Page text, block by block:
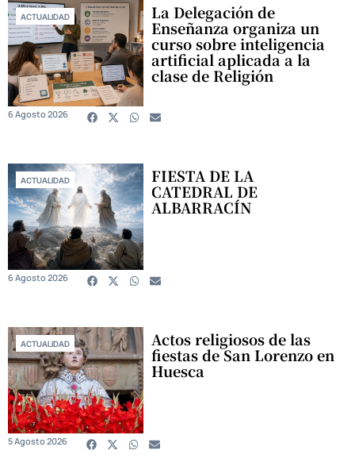
ACTUALIDAD La Delegación de
Enseñanza organiza un
curso sobre inteligencia
artificial aplicada a la
clase de Religión
6 Agosto 2026
ACTUALIDAD FIESTA DE LA
CATEDRAL DE
ALBARRACÍN
6 Agosto 2026
ACTUALIDAD Actos religiosos de las
fiestas de San Lorenzo en
Huesca
5 Agosto 2026